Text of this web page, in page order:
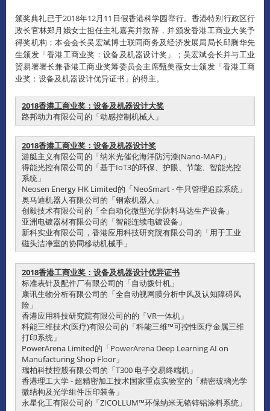
颁奖典礼已于2018年12月11日假香港科学园举行。香港特别行政区行
政长官林郑月娥女士担任主礼嘉宾并致辞，并颁发香港工商业大奖予
得奖机构；本会会长吴宏斌博士联同商务及经济发展局局长邱腾华先
生颁发「香港工商业奖：设备及机器设计奖」；吴宏斌会长并与工业
贸易署署长兼香港工商业奖筹委员会主席甄美薇女士颁发「香港工商
业奖：设备及机器设计优异证书」的得主。
2018香港工商业奖：设备及机器设计大奖
路邦动力有限公司的「动感控制机械人」
2018香港工商业奖：设备及机器设计奖
游艇主义有限公司的「纳米光催化海洋防污漆(Nano-MAP)」
得能光控有限公司的「基于IoT3的环保、护眼、节能、智能光控
系统」
Neosen Energy HK Limited的「NeoSmart - 牛只管理追踪系统」
奥马迪机器人有限公司的「钢索机器人」
创毅技术有限公司的「全自动化微型光学防料马达生产设备」
亚洲电镀器材有限公司的「智能连续电镀设备」
新科实业有限公司，香港应用科技研究院有限公司的「用于工业
磁头洁净室的协同移动机械手」
2018香港工商业奖：设备及机器设计优异证书
标准表针及配件厂有限公司的「自动拨针机」
康讯生物分析有限公司的「全自动视网膜分析中风及认知障碍风
险」
香港应用科技研究院有限公司的的「VR一体机」
科能三维技术(医疗)有限公司的「科能三维™可控性医疗金属三维
打印系统」
PowerArena Limited的「PowerArena Deep Learning AI on
Manufacturing Shop Floor」
瑞柏科技控股有限公司的「T300 电子交易终端机」
香港理工大学 - 超精密加工技术国家重点实验室的「精密玻璃光学
微结构及光学组件压印装备」
永星化工有限公司的「ZICOLLUM™环保纳米无铬锌铝涂料系统」